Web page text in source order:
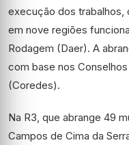
execução dos trabalhos,
em nove regiões
Rodagem (Daer). A
com base nos
(Coredes).
Na R3, que abrange 49
Campos de Cima da